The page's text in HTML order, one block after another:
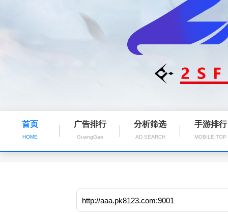
首页
HOME
广告排行
GuangGao
分析筛选
AD SEARCH
手游排行
MOBILE TOP